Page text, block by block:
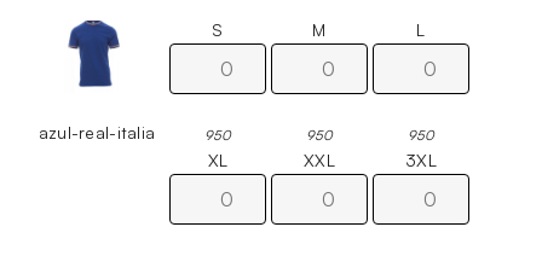
azul-real-italia
S
950
M
950
L
950
XL XXL 3XL